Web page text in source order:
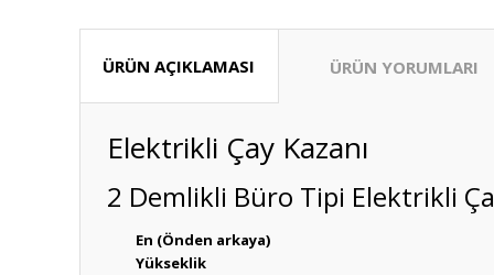
ÜRÜN AÇIKLAMASI ÜRÜN YORUMLARI
Elektrikli Çay Kazanı
2 Demlikli Büro Tipi Elektrikli
En (Önden arkaya)
Yükseklik